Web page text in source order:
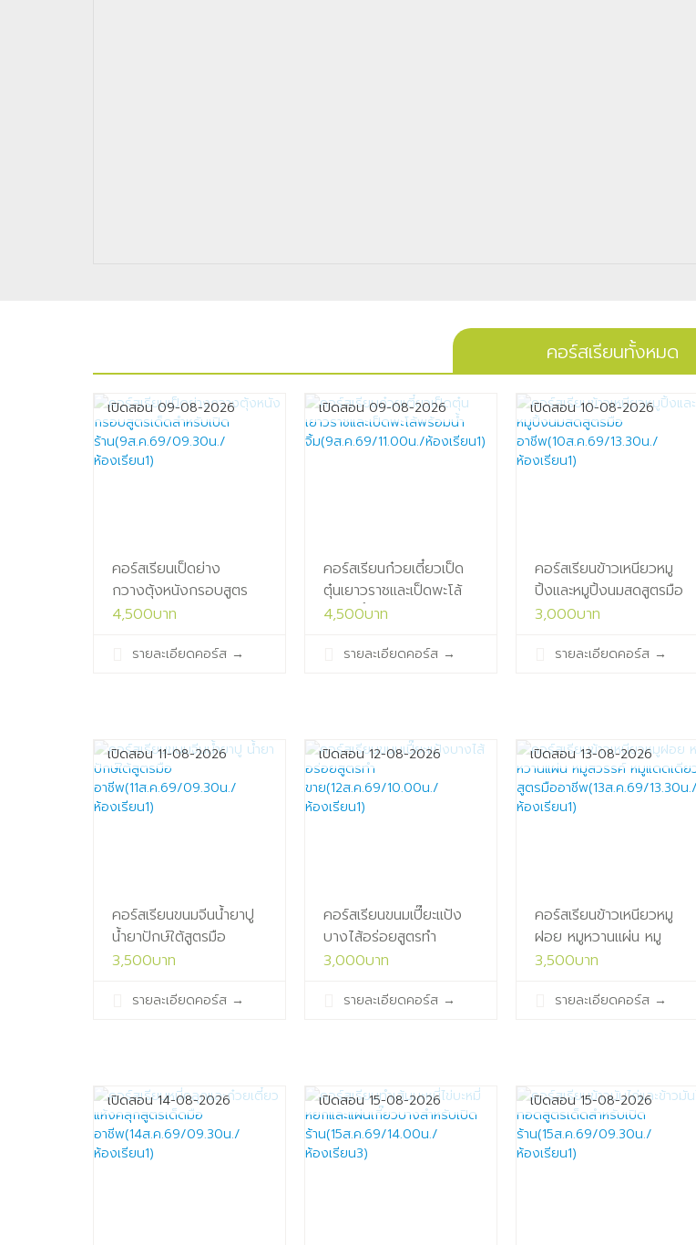
คอร์สเรียนทั้งหมด
เปิดสอน 09-08-2026
คอร์สเรียนเป็ดย่าง
กวางตุ้งหนังกรอบสูตร
เด็ดสำหรับเปิด
ห้องเรียน1)
4,500บาท
รายละเอียดคอร์ส →
เปิดสอน 09-08-2026
คอร์สเรียนก๋วยเตี๋ยวเป็ด
ตุ๋นเยาวราชและเป็ดพะโล้
พร้อมน้ำ
ห้องเรียน1)
4,500บาท
รายละเอียดคอร์ส →
เปิดสอน 10-08-2026
คอร์สเรียนข้าวเหนียวหมู
ปิ้งและหมูปิ้งนมสดสูตรมือ
อาชีพ(10ส.ค.69/13.30น./
3,000บาท
รายละเอียดคอร์ส →
เปิดสอน 11-08-2026
คอร์สเรียนขนมจีนน้ำยาปู
น้ำยาปักษ์ใต้สูตรมือ
อาชีพ(11ส.ค.69/09.30น./
3,500บาท
รายละเอียดคอร์ส →
เปิดสอน 12-08-2026
คอร์สเรียนขนมเปี๊ยะแป้ง
บางไส้อร่อยสูตรทำ
ขาย(12ส.ค.69/10.00น./
3,000บาท
รายละเอียดคอร์ส →
เปิดสอน 13-08-2026
คอร์สเรียนข้าวเหนียวหมู
ฝอย หมูหวานแผ่น หมู
สวรรค์ หมูแดดเดียว สูตร
อาชีพ(13ส.ค.69/13.30น./
3,500บาท
รายละเอียดคอร์ส →
เปิดสอน 14-08-2026 เปิดสอน 15-08-2026 เปิดสอน 15-08-2026